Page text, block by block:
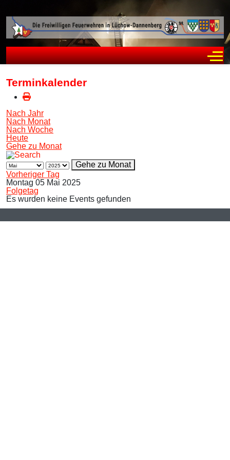
Terminkalender
Nach Jahr
Nach Monat
Nach Woche
Heute
Gehe zu Monat
Gehe zu Monat
Vorheriger Tag
Montag 05 Mai 2025
Folgetag
Es wurden keine Events gefunden